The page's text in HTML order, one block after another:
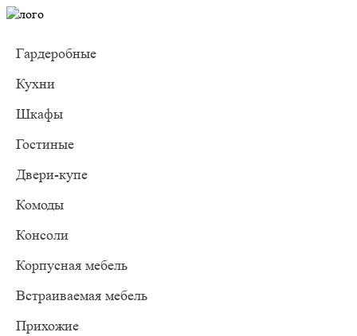
Гардеробные
Кухни
Шкафы
Гостиные
Двери-купе
Комоды
Консоли
Корпусная мебель
Встраиваемая мебель
Прихожие